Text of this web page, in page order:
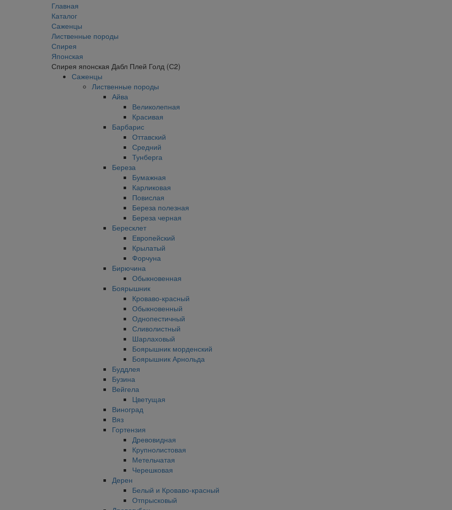
Главная
Каталог
Саженцы
Лиственные породы
Спирея
Японская
Спирея японская Дабл Плей Голд (С2)
Саженцы
Лиственные породы
Айва
Великолепная
Красивая
Барбарис
Оттавский
Средний
Тунберга
Береза
Бумажная
Карликовая
Повислая
Береза полезная
Береза черная
Бересклет
Европейский
Крылатый
Форчуна
Бирючина
Обыкновенная
Боярышник
Кроваво-красный
Обыкновенный
Однопестичный
Сливолистный
Шарлаховый
Боярышник морденский
Боярышник Арнольда
Буддлея
Бузина
Вейгела
Цветущая
Виноград
Вяз
Гортензия
Древовидная
Крупнолистовая
Метельчатая
Черешковая
Дерен
Белый и Кроваво-красный
Отпрысковый